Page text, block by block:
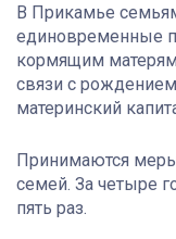
В Прикамье
единовременные
кормящим
связи с
материнский
Принимаются
семей. За четыре
пять раз.